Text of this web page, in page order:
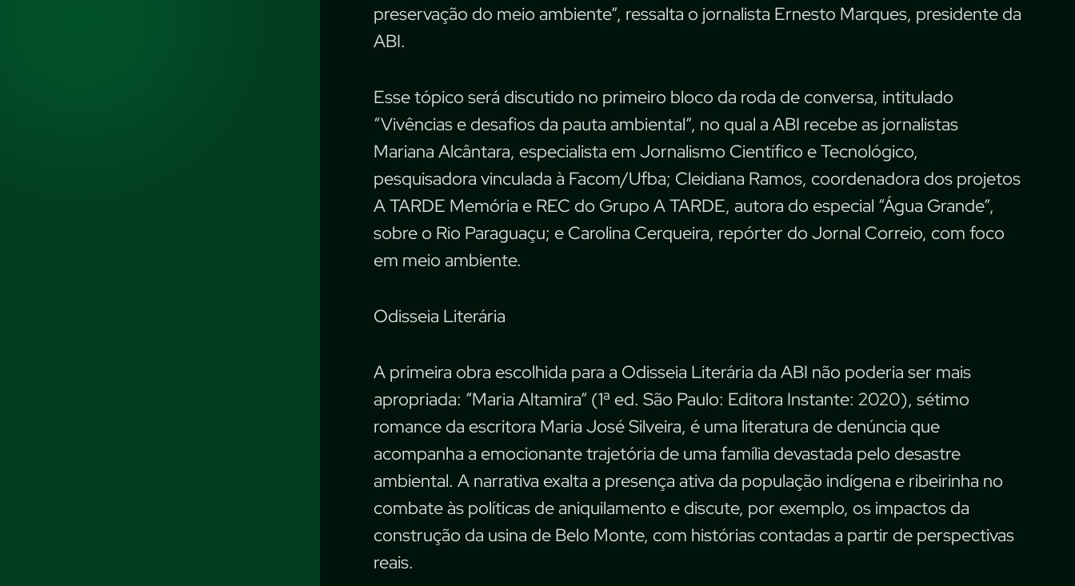
preservação do meio ambiente”, ressalta o jornalista Ernesto Marques, presidente da
ABI.
Esse tópico será discutido no primeiro bloco da roda de conversa, intitulado
“Vivências e desafios da pauta ambiental”, no qual a ABI recebe as jornalistas
Mariana Alcântara, especialista em Jornalismo Científico e Tecnológico,
pesquisadora vinculada à Facom/Ufba; Cleidiana Ramos, coordenadora dos projetos
A TARDE Memória e REC do Grupo A TARDE, autora do especial “Água Grande”,
sobre o Rio Paraguaçu; e Carolina Cerqueira, repórter do Jornal Correio, com foco
em meio ambiente.
Odisseia Literária
A primeira obra escolhida para a Odisseia Literária da ABI não poderia ser mais
apropriada: “Maria Altamira” (1ª ed. São Paulo: Editora Instante: 2020), sétimo
romance da escritora Maria José Silveira, é uma literatura de denúncia que
acompanha a emocionante trajetória de uma família devastada pelo desastre
ambiental. A narrativa exalta a presença ativa da população indígena e ribeirinha no
combate às políticas de aniquilamento e discute, por exemplo, os impactos da
construção da usina de Belo Monte, com histórias contadas a partir de perspectivas
reais.